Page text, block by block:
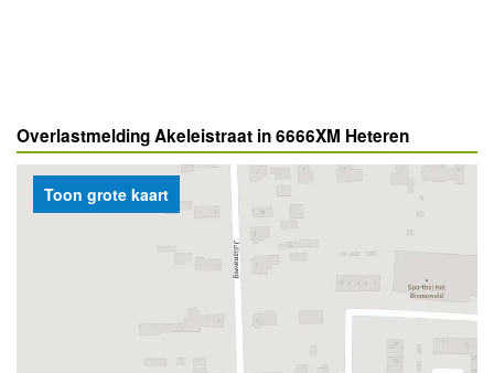
Overlastmelding Akeleistraat in 6666XM Heteren
Toon grote kaart